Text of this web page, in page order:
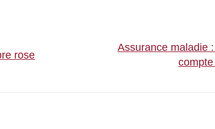
rose
Assurance maladie